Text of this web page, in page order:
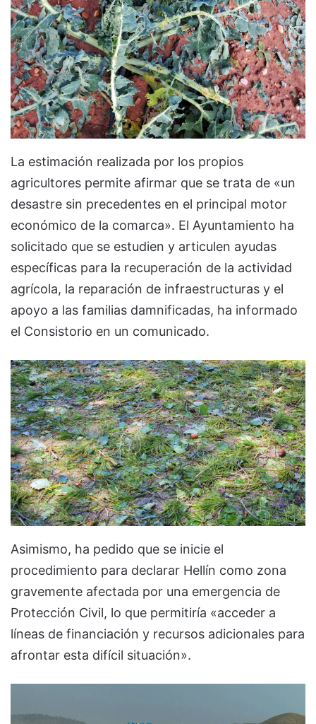
La estimación realizada por los propios
agricultores permite afirmar que se trata de «un
desastre sin precedentes en el principal motor
económico de la comarca». El Ayuntamiento ha
solicitado que se estudien y articulen ayudas
específicas para la recuperación de la actividad
agrícola, la reparación de infraestructuras y el
apoyo a las familias damnificadas, ha informado
el Consistorio en un comunicado.
Asimismo, ha pedido que se inicie el
procedimiento para declarar Hellín como zona
gravemente afectada por una emergencia de
Protección Civil, lo que permitiría «acceder a
líneas de financiación y recursos adicionales para
afrontar esta difícil situación».